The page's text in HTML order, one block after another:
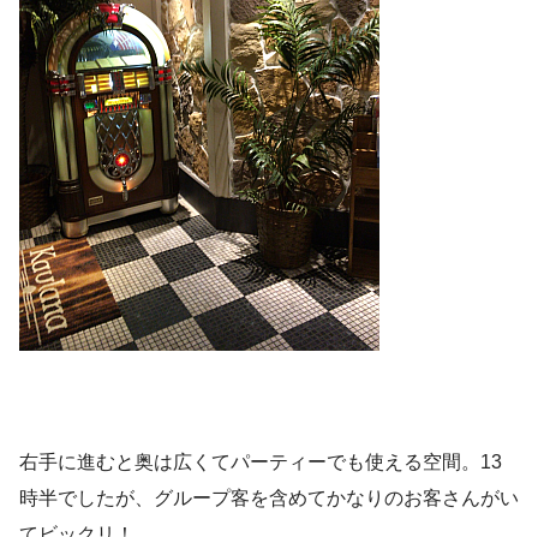
右手に進むと奥は広くてパーティーでも使える空間。13
時半でしたが、グループ客を含めてかなりのお客さんがい